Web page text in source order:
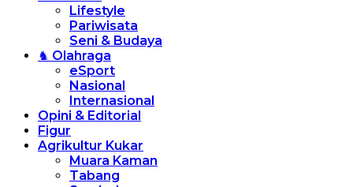
Lifestyle
Pariwisata
Seni & Budaya
♞ Olahraga
eSport
Nasional
Internasional
Opini & Editorial
Figur
Agrikultur Kukar
Muara Kaman
Tabang